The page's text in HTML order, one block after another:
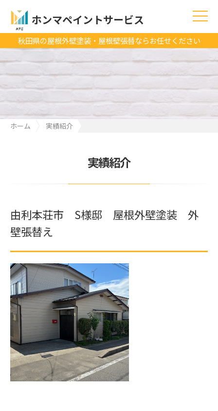
秋田県の屋根外壁塗装・屋根壁張替ならお任せください
ホンマペイントサービス
ホーム
実績紹介
実績紹介
由利本荘市 S様邸 屋根外壁塗装 外
壁張替え